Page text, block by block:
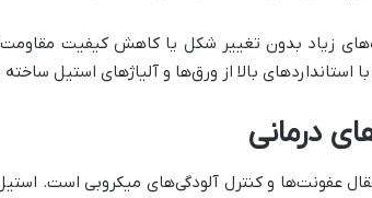
زیاد بدون تغییر شکل یا کاهش کیفیت
بالا از ورق‌ها و آلیاژهای استیل ساخته
درمانی
عفونت‌ها و کنترل آلودگی‌های میکروبی است.